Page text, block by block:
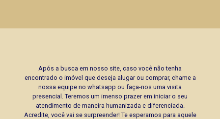
Após a busca em nosso site, caso você não tenha
encontrado o imóvel que deseja alugar ou comprar, chame a
nossa equipe no whatsapp ou faça-nos uma visita
presencial. Teremos um imenso prazer em iniciar o seu
atendimento de maneira humanizada e diferenciada.
Acredite, você vai se surpreender! Te esperamos para aquele